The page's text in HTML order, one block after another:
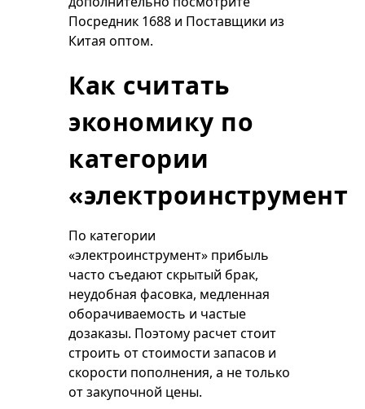
Посредник 1688 и Поставщики из
Китая оптом.
Как считать
экономику по
категории
«электроинструмент»
По категории
«электроинструмент» прибыль
часто съедают скрытый брак,
неудобная фасовка, медленная
оборачиваемость и частые
дозаказы. Поэтому расчет стоит
строить от стоимости запасов и
скорости пополнения, а не только
от закупочной цены.